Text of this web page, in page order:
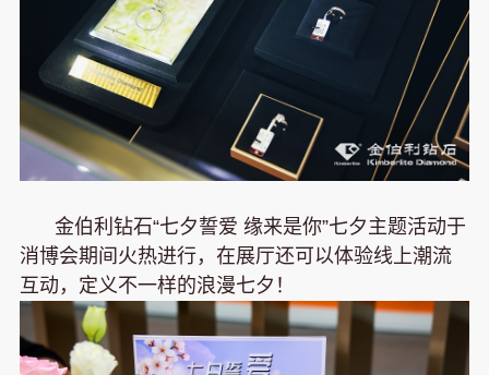
金伯利钻石“七夕誓爱 缘来是你”七夕主题活动于
消博会期间火热进行，在展厅还可以体验线上潮流
互动，定义不一样的浪漫七夕！